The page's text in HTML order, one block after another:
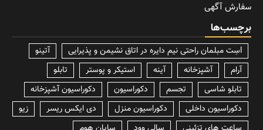
سفارش آگهی
برچسب‌ها
lسِت مبلمان راحتی نیم دایره در اتاق نشیمن و پذیرایی
آتینو
آرام
آشپزخانه آینه استیکر و پوستر
تابلو
تابلو شاسی
تجسم دکوراسیون
دکوراسیون آشپزخانه
دکوراسیون داخلی
دکوراسیون منزل دی ایکس ریسر
زیو